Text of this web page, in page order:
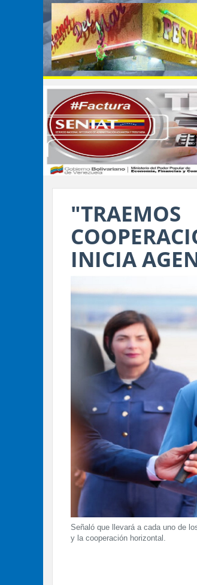
INICIA
Señaló que llevará a cada uno de
y la cooperación horizontal.